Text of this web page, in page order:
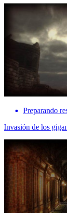
Preparando
Invasión de los